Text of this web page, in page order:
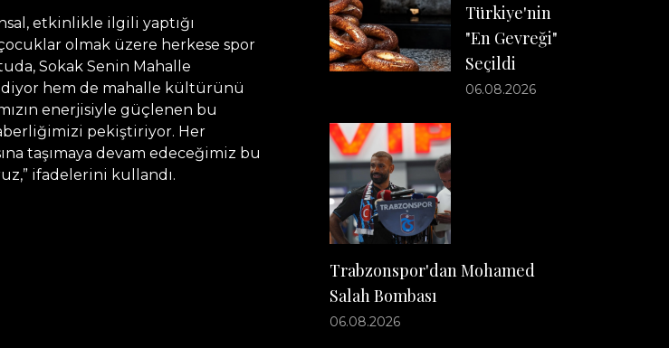
etkinlikle ilgili yaptığı
çocuklar olmak üzere herkese spor
Sokak Senin Mahalle
hem de mahalle kültürünü
enerjisiyle güçlenen bu
pekiştiriyor. Her
taşımaya devam edeceğimiz bu
ifadelerini kullandı.
Türkiye'nin
"En Gevreği"
Seçildi
06.08.2026
Trabzonspor'dan Mohamed
Salah Bombası
06.08.2026